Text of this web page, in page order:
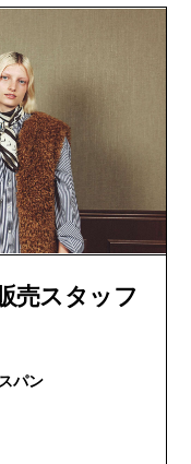
売スタッフ
ドスパン